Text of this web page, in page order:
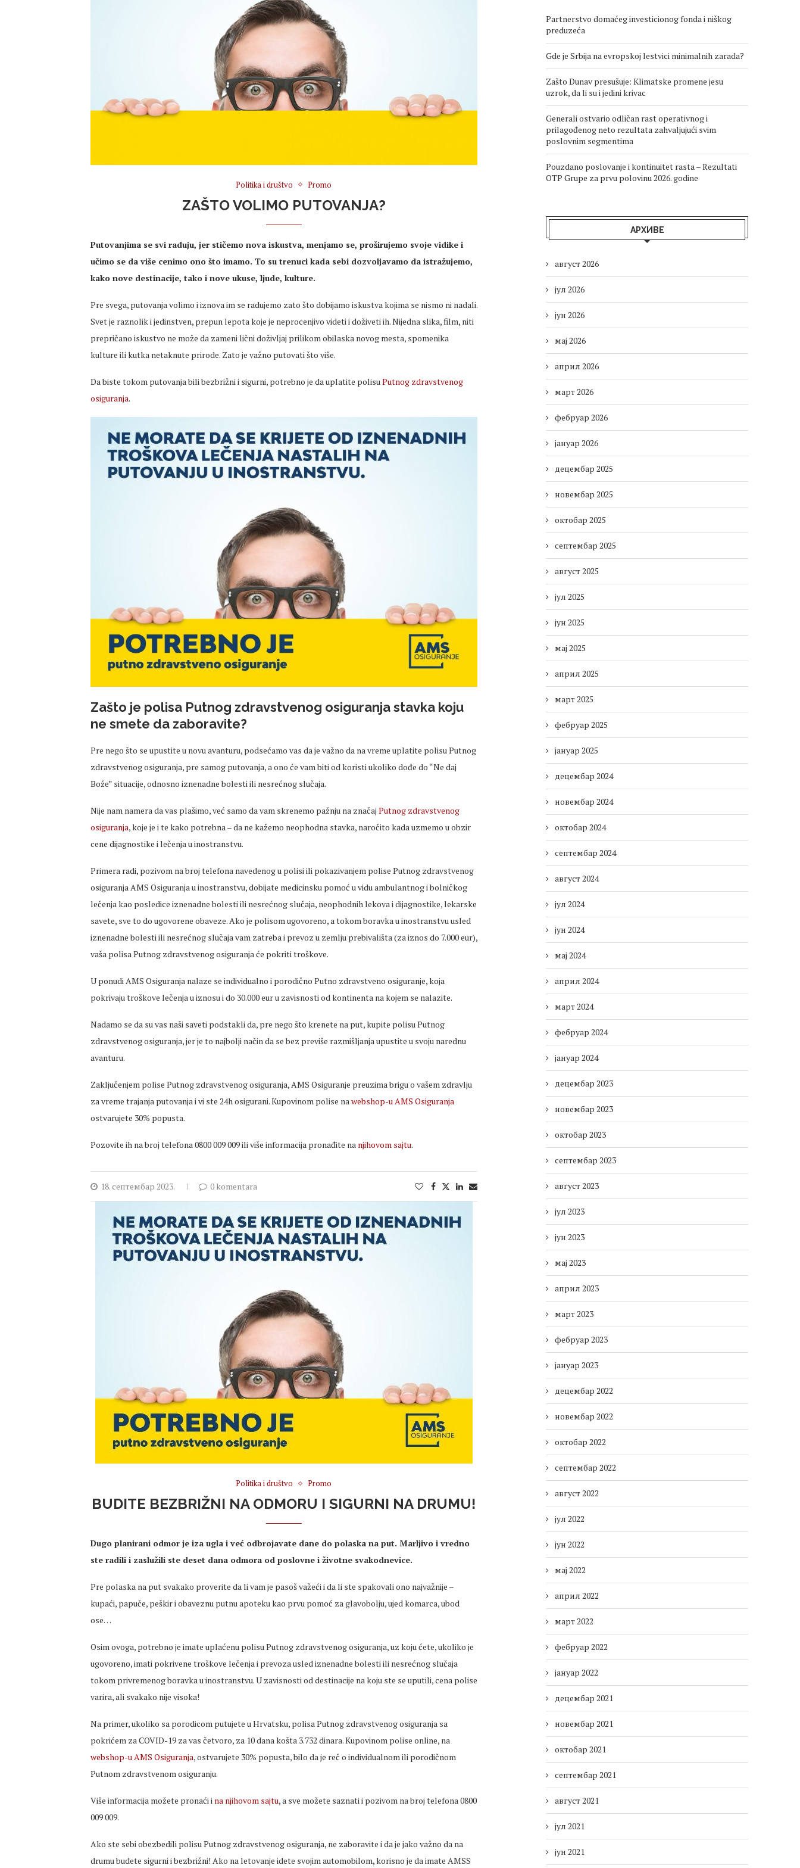
Politika i društvo Promo
ZAŠTO VOLIMO PUTOVANJA?
Putovanjima se svi raduju, jer stičemo nova iskustva, menjamo se, proširujemo svoje vidike i
učimo se da više cenimo ono što imamo. To su trenuci kada sebi dozvoljavamo da istražujemo,
kako nove destinacije, tako i nove ukuse, ljude, kulture.
Pre svega, putovanja volimo i iznova im se radujemo zato što dobijamo iskustva kojima se nismo ni nadali.
Svet je raznolik i jedinstven, prepun lepota koje je neprocenjivo videti i doživeti ih. Nijedna slika, film, niti
prepričano iskustvo ne može da zameni lični doživljaj prilikom obilaska novog mesta, spomenika
kulture ili kutka netaknute prirode. Zato je važno putovati što više.
Da biste tokom putovanja bili bezbrižni i sigurni, potrebno je da uplatite polisu Putnog zdravstvenog
osiguranja.
Zašto je polisa Putnog zdravstvenog osiguranja stavka koju
ne smete da zaboravite?
Pre nego što se upustite u novu avanturu, podsećamo vas da je važno da na vreme uplatite polisu Putnog
zdravstvenog osiguranja, pre samog putovanja, a ono će vam biti od koristi ukoliko dođe do “Ne daj
Bože” situacije, odnosno iznenadne bolesti ili nesrećnog slučaja.
Nije nam namera da vas plašimo, već samo da vam skrenemo pažnju na značaj Putnog zdravstvenog
osiguranja, koje je i te kako potrebna – da ne kažemo neophodna stavka, naročito kada uzmemo u obzir
cene dijagnostike i lečenja u inostranstvu.
Primera radi, pozivom na broj telefona navedenog u polisi ili pokazivanjem polise Putnog zdravstvenog
osiguranja AMS Osiguranja u inostranstvu, dobijate medicinsku pomoć u vidu ambulantnog i bolničkog
lečenja kao posledice iznenadne bolesti ili nesrećnog slučaja, neophodnih lekova i dijagnostike, lekarske
savete, sve to do ugovorene obaveze. Ako je polisom ugovoreno, a tokom boravka u inostranstvu usled
iznenadne bolesti ili nesrećnog slučaja vam zatreba i prevoz u zemlju prebivališta (za iznos do 7.000 eur),
vaša polisa Putnog zdravstvenog osiguranja će pokriti troškove.
U ponudi AMS Osiguranja nalaze se individualno i porodično Putno zdravstveno osiguranje, koja
pokrivaju troškove lečenja u iznosu i do 30.000 eur u zavisnosti od kontinenta na kojem se nalazite.
Nadamo se da su vas naši saveti podstakli da, pre nego što krenete na put, kupite polisu Putnog
zdravstvenog osiguranja, jer je to najbolji način da se bez previše razmišljanja upustite u svoju narednu
avanturu.
Zaključenjem polise Putnog zdravstvenog osiguranja, AMS Osiguranje preuzima brigu o vašem zdravlju
za vreme trajanja putovanja i vi ste 24h osigurani. Kupovinom polise nawebshop-u AMS Osiguranja
ostvarujete 30% popusta.
Pozovite ih na broj telefona 0800 009 009 ili više informacija pronađite na njihovom sajtu.
18. септембар 2023. 0 komentara
Politika i društvo Promo
BUDITE BEZBRIŽNI NA ODMORU I SIGURNI NA DRUMU!
Dugo planirani odmor je iza ugla i već odbrojavate dane do polaska na put. Marljivo i vredno
ste radili i zaslužili ste deset dana odmora od poslovne i životne svakodnevice.
Pre polaska na put svakako proverite da li vam je pasoš važeći i da li ste spakovali ono najvažnije –
kupaći, papuče, peškir i obaveznu putnu apoteku kao prvu pomoć za glavobolju, ujed komarca, ubod
ose…
Osim ovoga, potrebno je imate uplaćenu polisu Putnog zdravstvenog osiguranja, uz koju ćete, ukoliko je
ugovoreno, imati pokrivene troškove lečenja i prevoza usled iznenadne bolesti ili nesrećnog slučaja
tokom privremenog boravka u inostranstvu. U zavisnosti od destinacije na koju ste se uputili, cena polise
varira, ali svakako nije visoka!
Na primer, ukoliko sa porodicom putujete u Hrvatsku, polisa Putnog zdravstvenog osiguranja sa
pokrićem za COVID-19 za vas četvoro, za 10 dana košta 3.732 dinara. Kupovinom polise online, na
webshop-u AMS Osiguranja, ostvarujete 30% popusta, bilo da je reč o individualnom ili porodičnom
Putnom zdravstvenom osiguranju.
Više informacija možete pronaći i na njihovom sajtu, a sve možete saznati i pozivom na broj telefona 0800
009 009.
Ako ste sebi obezbedili polisu Putnog zdravstvenog osiguranja, ne zaboravite i da je jako važno da na
drumu budete sigurni i bezbrižni! Ako na letovanje idete svojim automobilom, korisno je da imate AMSS
Partnerstvo domaćeg investicionog fonda i niškog
preduzeća
Gde je Srbija na evropskoj lestvici minimalnih zarada?
Zašto Dunav presušuje: Klimatske promene jesu
uzrok, da li su i jedini krivac
Generali ostvario odličan rast operativnog i
prilagođenog neto rezultata zahvaljujući svim
poslovnim segmentima
Pouzdano poslovanje i kontinuitet rasta – Rezultati
OTP Grupe za prvu polovinu 2026. godine
АРХИВЕ
август 2026
јул 2026
јун 2026
мај 2026
април 2026
март 2026
фебруар 2026
јануар 2026
децембар 2025
новембар 2025
октобар 2025
септембар 2025
август 2025
јул 2025
јун 2025
мај 2025
април 2025
март 2025
фебруар 2025
јануар 2025
децембар 2024
новембар 2024
октобар 2024
септембар 2024
август 2024
јул 2024
јун 2024
мај 2024
април 2024
март 2024
фебруар 2024
јануар 2024
децембар 2023
новембар 2023
октобар 2023
септембар 2023
август 2023
јул 2023
јун 2023
мај 2023
април 2023
март 2023
фебруар 2023
јануар 2023
децембар 2022
новембар 2022
октобар 2022
септембар 2022
август 2022
јул 2022
јун 2022
мај 2022
април 2022
март 2022
фебруар 2022
јануар 2022
децембар 2021
новембар 2021
октобар 2021
септембар 2021
август 2021
јул 2021
јун 2021